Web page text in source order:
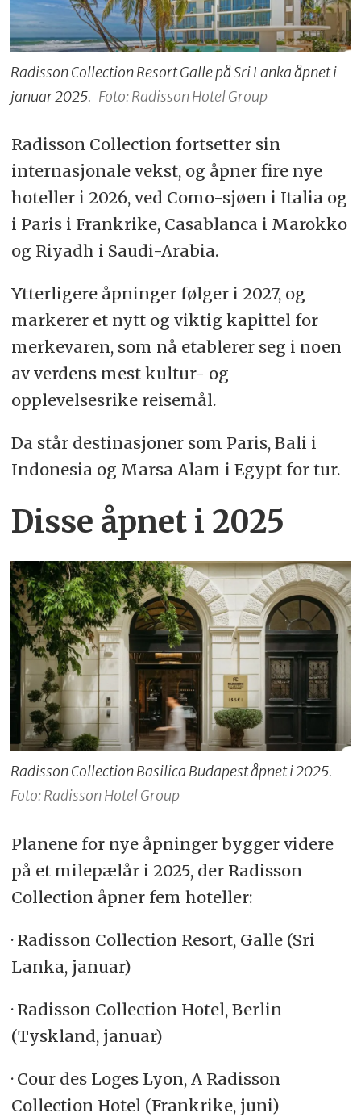
Radisson Collection Resort Galle på Sri Lanka åpnet i
januar 2025. Foto: Radisson Hotel Group
Radisson Collection fortsetter sin
internasjonale vekst, og åpner fire nye
hoteller i 2026, ved Como-sjøen i Italia og
i Paris i Frankrike, Casablanca i Marokko
og Riyadh i Saudi-Arabia.
Ytterligere åpninger følger i 2027, og
markerer et nytt og viktig kapittel for
merkevaren, som nå etablerer seg i noen
av verdens mest kultur- og
opplevelsesrike reisemål.
Da står destinasjoner som Paris, Bali i
Indonesia og Marsa Alam i Egypt for tur.
Disse åpnet i 2025
Radisson Collection Basilica Budapest åpnet i 2025.
Foto: Radisson Hotel Group
Planene for nye åpninger bygger videre
på et milepælår i 2025, der Radisson
Collection åpner fem hoteller:
· Radisson Collection Resort, Galle (Sri
Lanka, januar)
· Radisson Collection Hotel, Berlin
(Tyskland, januar)
· Cour des Loges Lyon, A Radisson
Collection Hotel (Frankrike, juni)